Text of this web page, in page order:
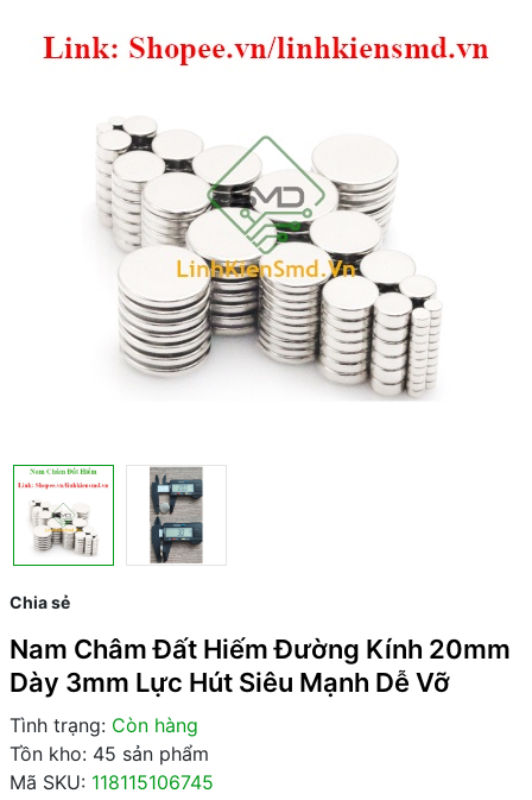
Chia sẻ
Nam Châm Đất Hiếm Đường Kính 20mm
Dày 3mm Lực Hút Siêu Mạnh Dễ Vỡ
Tình trạng: Còn hàng
Tồn kho: 45 sản phẩm
Mã SKU: 118115106745